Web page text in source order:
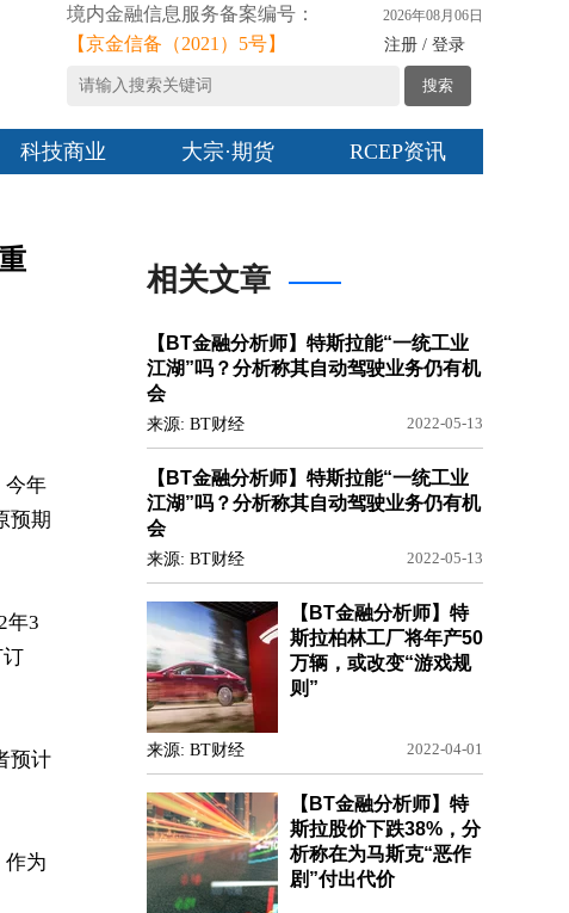
境内金融信息服务备案编号：
【京金信备（2021）5号】
2026年08月06日
注册 / 登录
搜索
科技商业 大宗·期货 RCEP资讯
今年
预期
年3
预计
作为
相关文章
【BT金融分析师】特斯拉能“一统工业
江湖”吗？分析称其自动驾驶业务仍有机
会
来源: BT财经 2022-05-13
【BT金融分析师】特斯拉能“一统工业
江湖”吗？分析称其自动驾驶业务仍有机
会
来源: BT财经 2022-05-13
【BT金融分析师】特
斯拉柏林工厂将年产50
万辆，或改变“游戏规
则”
来源: BT财经 2022-04-01
【BT金融分析师】特
斯拉股价下跌38%，分
析称在为马斯克“恶作
剧”付出代价